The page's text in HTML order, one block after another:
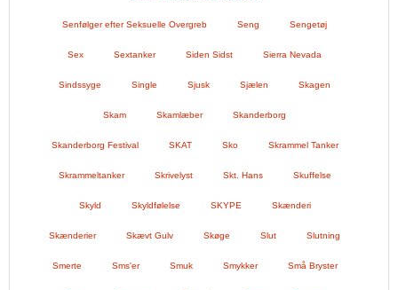
Senfølger efter Seksuelle Overgreb Seng Sengetøj
Sex Sextanker Siden Sidst Sierra Nevada
Sindssyge Single Sjusk Sjælen Skagen
Skam Skamlæber Skanderborg
Skanderborg Festival SKAT Sko Skrammel Tanker
Skrammeltanker Skrivelyst Skt. Hans Skuffelse
Skyld Skyldfølelse SKYPE Skænderi
Skænderier Skævt Gulv Skøge Slut Slutning
Smerte Sms'er Smuk Smykker Små Bryster